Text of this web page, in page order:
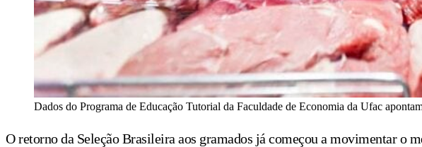
Dados do Programa de Educação Tutorial da Faculdade de Economia da Ufac
O retorno da Seleção Brasileira aos gramados já começou a movimentar o